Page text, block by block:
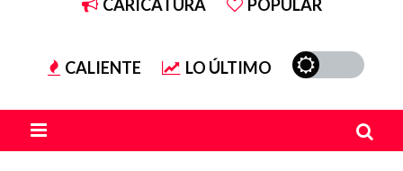
CARICATURA POPULAR
CALIENTE LO ÚLTIMO